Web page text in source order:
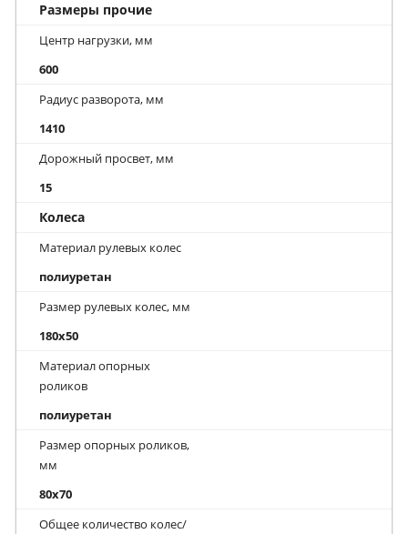
Размеры прочие
Центр нагрузки, мм
600
Радиус разворота, мм
1410
Дорожный просвет, мм
15
Колеса
Материал рулевых колес
полиуретан
Размер рулевых колес, мм
180x50
Материал опорных
роликов
полиуретан
Размер опорных роликов,
мм
80x70
Общее количество колес/